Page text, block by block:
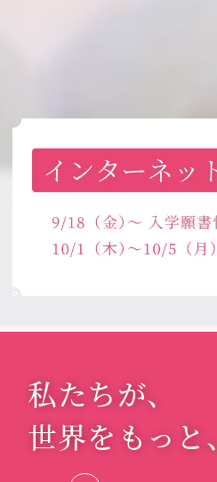
私たちが、
世界をもっと、